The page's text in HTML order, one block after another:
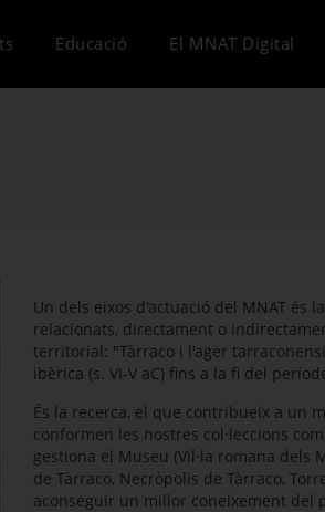
Educació El MNAT Digital
Un dels eixos d'actuació del MNAT és
relacionats, directament o
territorial: "Tàrraco i l'ager
ibèrica (s. VI-V aC) fins a la fi del
És la recerca, el que contribueix a un
conformen les nostres col·leccions
gestiona el Museu (Vil·la romana dels
de Tàrraco, Necròpolis de Tàrraco,
aconseguir un millor coneixement del